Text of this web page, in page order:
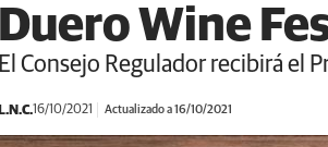
Duero Wine
El Consejo Regulador recibirá el
L.N.C.16/10/2021 Actualizado a 16/10/2021